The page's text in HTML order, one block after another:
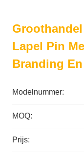
Lapel Pin
Branding
Modelnummer:
MOQ:
Prijs: